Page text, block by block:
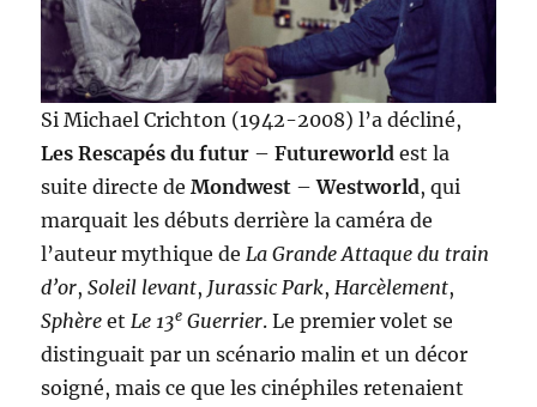
Si Michael Crichton (1942-2008) l’a décliné,
Les Rescapés du futur –Futureworldest la
suite directe deMondwest –Westworld, qui
marquait les débuts derrière la caméra de
l’auteur mythique de La Grande Attaque du train
d’or,Soleil levant, Jurassic Park, Harcèlement,
Sphèreet Le 13e Guerrier. Le premier volet se
distinguait par un scénario malin et un décor
soigné, mais ce que les cinéphiles retenaient